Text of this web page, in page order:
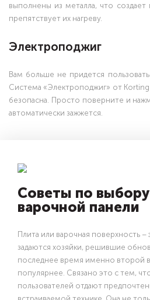
выполнены из металла, что
препятствует их нагреву.
Электроподжиг
Вам больше не придется
Система «Электроподжиг» от
безопасна. Просто поверните и
автоматически зажжется.
Советы по
варочной панели
Плита или варочная поверхность
задаются хозяйки, решившие
последнее время именно второй
популярнее. Связано это с тем,
пользователей отдают